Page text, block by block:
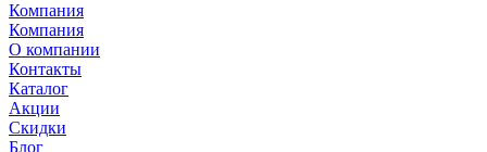
Компания
Компания
О компании
Контакты
Каталог
Акции
Скидки
Блог